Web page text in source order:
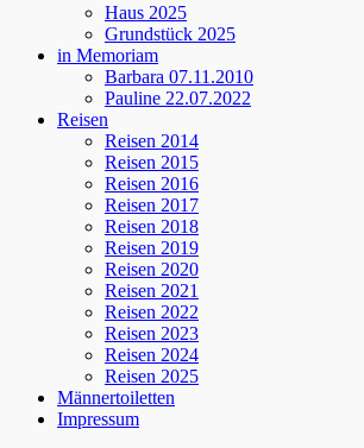
Haus 2025
Grundstück 2025
in Memoriam
Barbara 07.11.2010
Pauline 22.07.2022
Reisen
Reisen 2014
Reisen 2015
Reisen 2016
Reisen 2017
Reisen 2018
Reisen 2019
Reisen 2020
Reisen 2021
Reisen 2022
Reisen 2023
Reisen 2024
Reisen 2025
Männertoiletten
Impressum